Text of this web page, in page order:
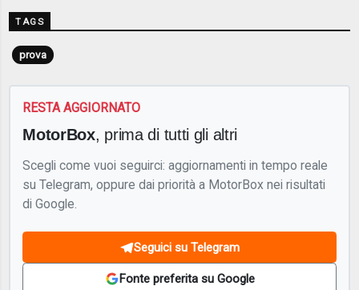
TAGS
prova
RESTA AGGIORNATO
MotorBox, prima di tutti gli altri
Scegli come vuoi seguirci: aggiornamenti in tempo reale
su Telegram, oppure dai priorità a MotorBox nei risultati
di Google.
Seguici su Telegram
Fonte preferita su Google